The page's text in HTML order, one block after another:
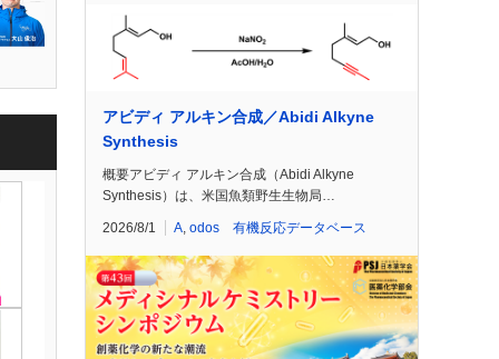
アビディ アルキン合成／Abidi Alkyne
Synthesis
概要アビディ アルキン合成（Abidi Alkyne
Synthesis）は、米国魚類野生生物局…
2026/8/1 A odos 有機反応データベース